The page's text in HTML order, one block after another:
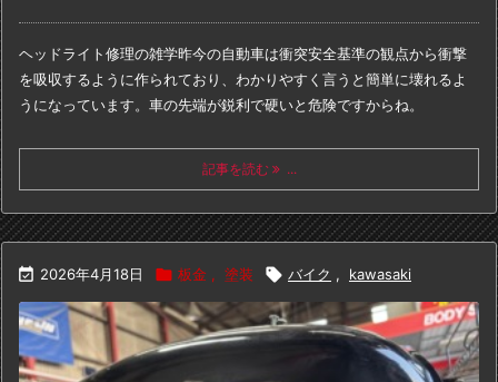
ヘッドライト修理の雑学昨今の自動車は衝突安全基準の観点から衝撃
を吸収するように作られており、 わかりやすく言うと簡単に壊れるよ
うになっています。 車の先端が鋭利で硬いと危険ですからね。
記事を読む ...
 2026年4月18日  板金 , 塗装  バイク , kawasaki